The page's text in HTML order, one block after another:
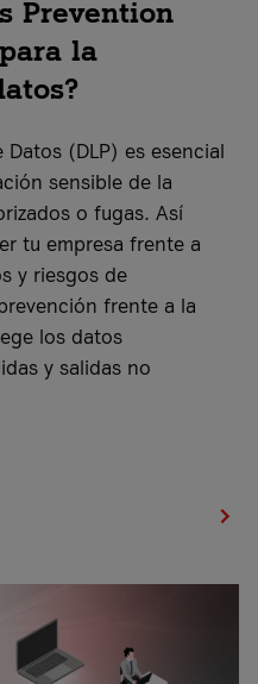
Prevention
la
(DLP) es esencial
sensible de la
o fugas. Así
tu empresa frente a
y riesgos de
frente a la
los datos
y salidas no